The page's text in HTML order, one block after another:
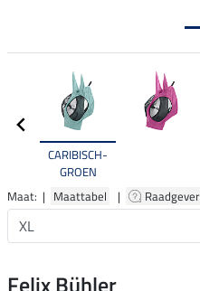
CARIBISCH-
GROEN
Maat: | Maattabel | Raadgever